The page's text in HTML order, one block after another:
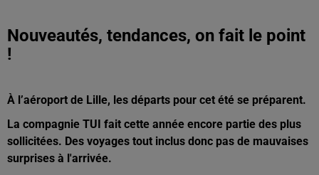
Nouveautés, tendances, on fait le point
!
À l’aéroport de Lille, les départs pour cet été se préparent.
La compagnie TUI fait cette année encore partie des plus
sollicitées. Des voyages tout inclus donc pas de mauvaises
surprises à l'arrivée.